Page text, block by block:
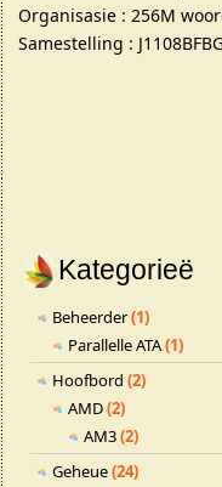
Organisasie : 256M
Samestelling :
Kategorieë
Beheerder(1)
Parallelle ATA(1)
Hoofbord (2)
AMD(2)
AM3(2)
Geheue(24)